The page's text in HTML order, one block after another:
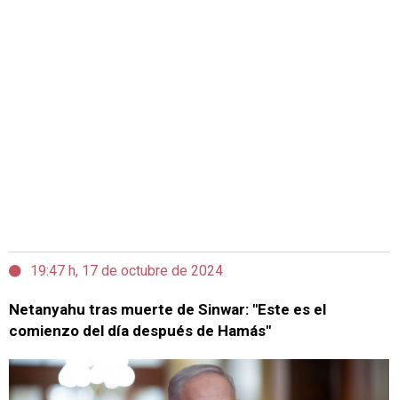
19:47 h, 17 de octubre de 2024
Netanyahu tras muerte de Sinwar: "Este es el
comienzo del día después de Hamás"